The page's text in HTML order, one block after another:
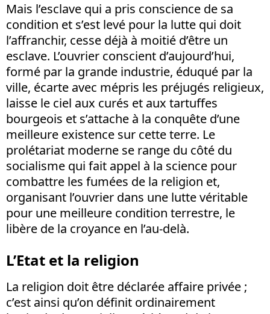
Mais l’esclave qui a pris conscience de sa
condition et s’est levé pour la lutte qui doit
l’affranchir, cesse déjà à moitié d’être un
esclave. L’ouvrier conscient d’aujourd’hui,
formé par la grande industrie, éduqué par la
ville, écarte avec mépris les préjugés religieux,
laisse le ciel aux curés et aux tartuffes
bourgeois et s’attache à la conquête d’une
meilleure existence sur cette terre. Le
prolétariat moderne se range du côté du
socialisme qui fait appel à la science pour
combattre les fumées de la religion et,
organisant l’ouvrier dans une lutte véritable
pour une meilleure condition terrestre, le
libère de la croyance en l’au-delà.
L’Etat et la religion
La religion doit être déclarée affaire privée ;
c’est ainsi qu’on définit ordinairement